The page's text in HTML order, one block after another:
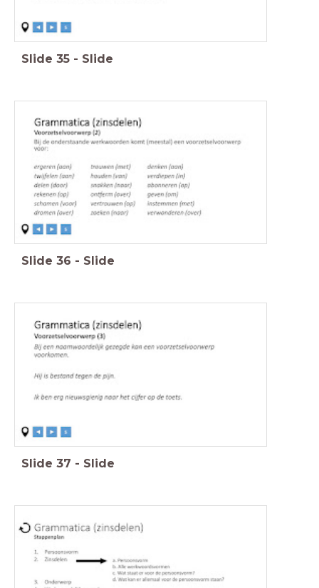
Slide 35 - Slide
Slide 36 - Slide
Slide 37 - Slide